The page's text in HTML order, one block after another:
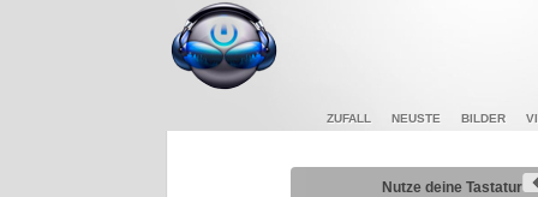
ZUFALL NEUSTE BILDER
Nutze deine Tastatur